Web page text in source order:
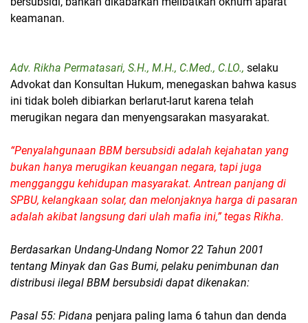
keamanan.
‎Adv. Rikha Permatasari, S.H., M.H., C.Med., C.LO., selaku
Advokat dan Konsultan Hukum, menegaskan bahwa kasus
ini tidak boleh dibiarkan berlarut-larut karena telah
merugikan negara dan menyengsarakan masyarakat.
‎“Penyalahgunaan BBM bersubsidi adalah kejahatan yang
bukan hanya merugikan keuangan negara, tapi juga
mengganggu kehidupan masyarakat. Antrean panjang di
SPBU, kelangkaan solar, dan melonjaknya harga di pasaran
adalah akibat langsung dari ulah mafia ini,” tegas Rikha.
‎Berdasarkan Undang-Undang Nomor 22 Tahun 2001
tentang Minyak dan Gas Bumi, pelaku penimbunan dan
distribusi ilegal BBM bersubsidi dapat dikenakan:
‎Pasal 55: Pidana penjara paling lama 6 tahun dan denda